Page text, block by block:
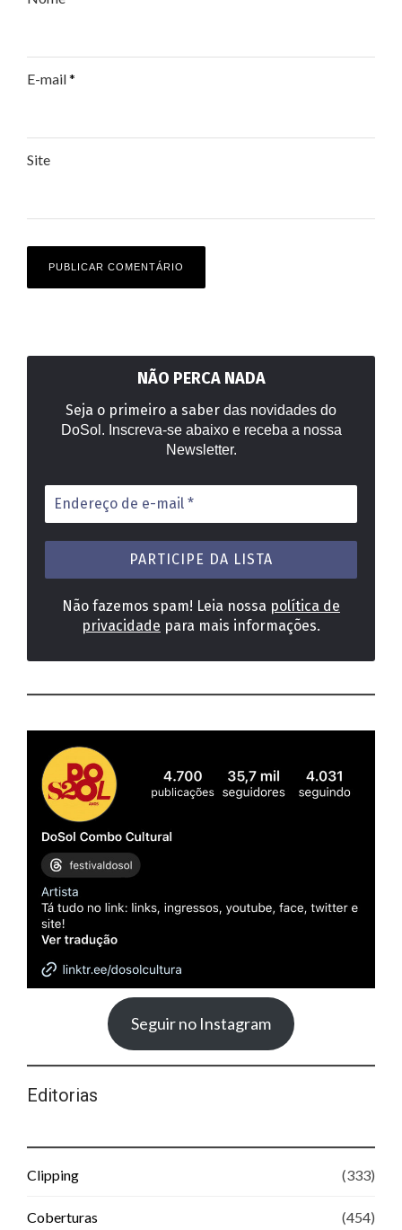
E-mail*
Site
NÃO PERCA NADA
Seja o primeiro a saber das novidades do
DoSol. Inscreva-se abaixo e receba a nossa
Newsletter.
Endereço
de
e-
mail
Não fazemos spam! Leia nossa política de
privacidade para mais informações.
Seguir no Instagram
Editorias
Clipping (333)
Coberturas (454)